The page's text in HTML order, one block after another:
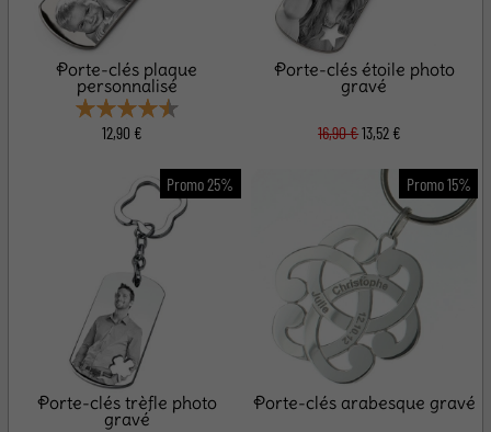
Porte-clés plaque
personnalisé
12,90 €
Porte-clés étoile photo
gravé
16,90 €13,52 €
Porte-clés trèfle photo
gravé
Porte-clés arabesque gravé